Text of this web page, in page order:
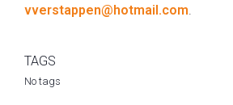
vverstappen@hotmail.com.
TAGS
No tags